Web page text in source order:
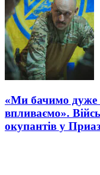
«Ми бачимо дуже
впливаємо».
окупантів у